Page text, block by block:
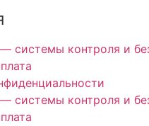
системы контроля и
системы контроля и